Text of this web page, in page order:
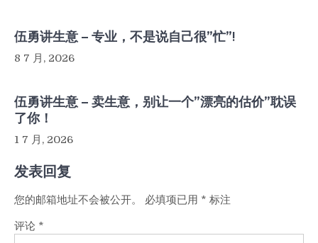
伍勇讲生意 – 专业，不是说自己很”忙”!
8 7 月, 2026
伍勇讲生意 – 卖生意，别让一个”漂亮的估价”耽误
了你！
1 7 月, 2026
发表回复
您的邮箱地址不会被公开。 必填项已用 * 标注
评论 *